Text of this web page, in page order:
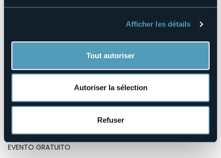
Afficher les détails
Tout autoriser
Autoriser la sélection
Refuser
preferibilmente con messaggio WhatsApp: 349 6471256 –
Itinerario: Arvogno – Alpe Verzasco – Alpe Villasco – Alpe i
Motti – Cappella di San Pantaleone – Lago di Panelatte
Tempo percorrenza: 3h 15’
Guida: Guide Ufficiali Parco Val Grande – Cooperativa
Valgrande – Manuel Piana 347 3979745
EVENTO GRATUITO